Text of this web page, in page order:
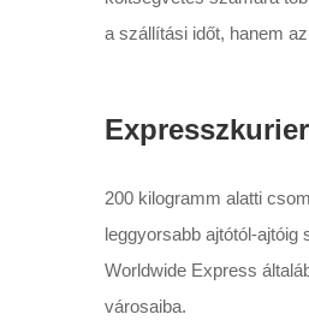
a szállítási időt, hanem
200 kilogramm alatti
leggyorsabb ajtótól-ajtóig
Worldwide Express
városaiba.